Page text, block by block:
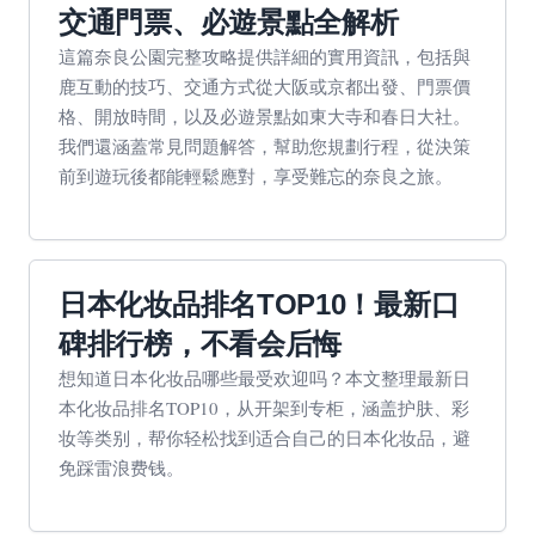
交通門票、必遊景點全解析
這篇奈良公園完整攻略提供詳細的實用資訊，包括與
鹿互動的技巧、交通方式從大阪或京都出發、門票價
格、開放時間，以及必遊景點如東大寺和春日大社。
我們還涵蓋常見問題解答，幫助您規劃行程，從決策
前到遊玩後都能輕鬆應對，享受難忘的奈良之旅。
日本化妆品排名TOP10！最新口
碑排行榜，不看会后悔
想知道日本化妆品哪些最受欢迎吗？本文整理最新日
本化妆品排名TOP10，从开架到专柜，涵盖护肤、彩
妆等类别，帮你轻松找到适合自己的日本化妆品，避
免踩雷浪费钱。